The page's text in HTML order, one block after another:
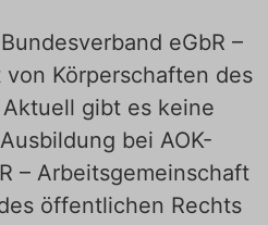
eGbR –
Körperschaften des
gibt es keine
bei AOK-
– Arbeitsgemeinschaft
öffentlichen Rechts